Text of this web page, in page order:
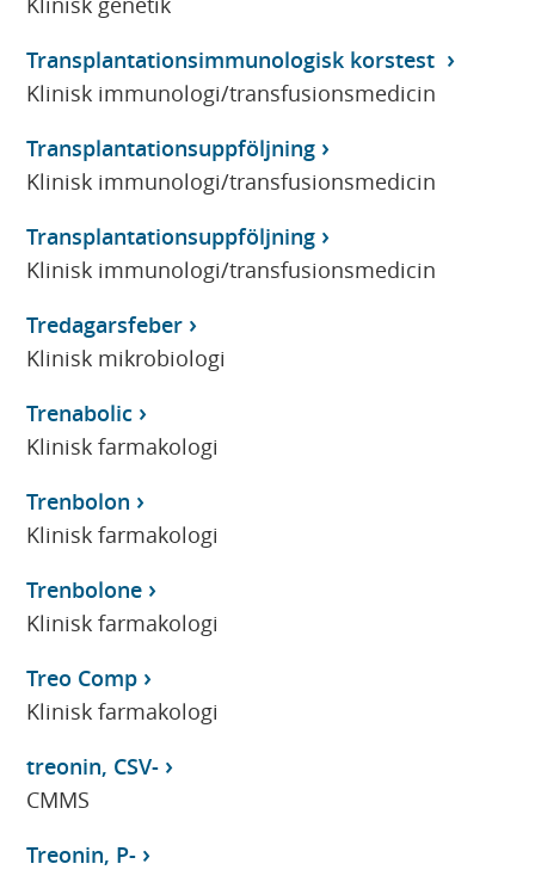
Transplantationsimmunologisk korstest
Klinisk immunologi/transfusionsmedicin
Transplantationsuppföljning
Klinisk immunologi/transfusionsmedicin
Transplantationsuppföljning
Klinisk immunologi/transfusionsmedicin
Tredagarsfeber
Klinisk mikrobiologi
Trenabolic
Klinisk farmakologi
Trenbolon
Klinisk farmakologi
Trenbolone
Klinisk farmakologi
Treo Comp
Klinisk farmakologi
treonin, CSV-
CMMS
Treonin, P-